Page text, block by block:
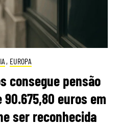
, EUROPA
consegue pensão
90.675,80 euros em
ser reconhecida